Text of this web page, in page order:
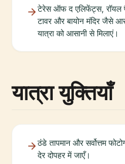
टेरेस ऑफ द एलिफेंट्स, रॉयल
टावर और बायोन मंदिर जैसे
यात्रा को आसानी से मिलाएं।
यात्रा युक्तियाँ
ठंडे तापमान और सर्वोत्तम
देर दोपहर में जाएँ।